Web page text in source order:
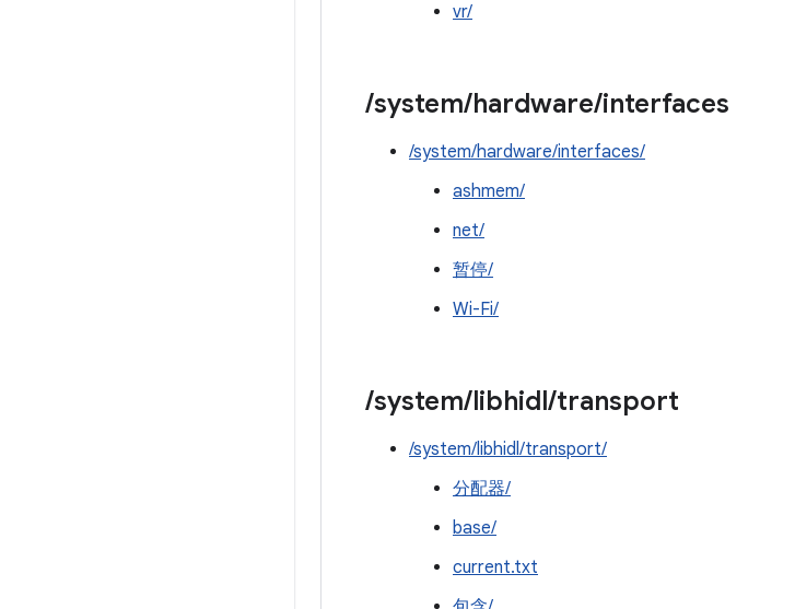
vr/
/system/hardware/interfaces
/system/hardware/interfaces/
ashmem/
net/
暂停/
Wi-Fi/
/system/libhidl/transport
/system/libhidl/transport/
分配器/
base/
current.txt